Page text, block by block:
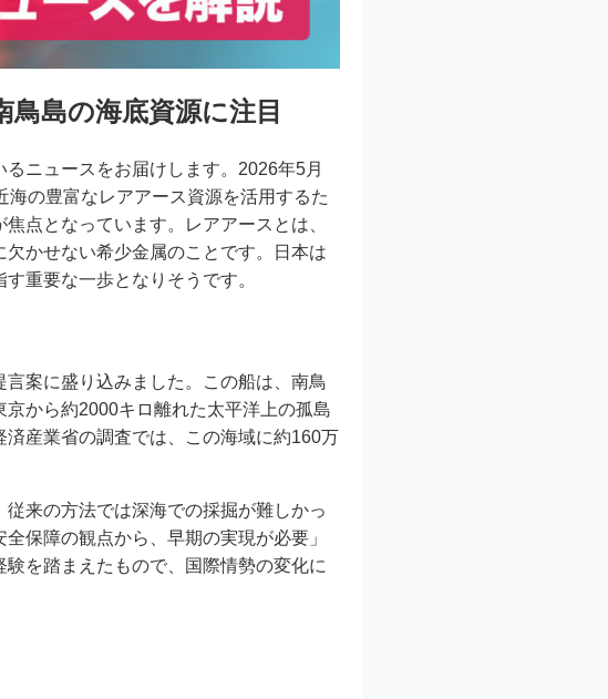
島の海底資源に注目
ニュースをお届けします。2026年5月
の豊富なレアアース資源を活用するた
点となっています。レアアースとは、
かせない希少金属のことです。日本は
重要な一歩となりそうです。
案に盛り込みました。この船は、南鳥
から約2000キロ離れた太平洋上の孤島
産業省の調査では、この海域に約160万
来の方法では深海での採掘が難しかっ
保障の観点から、早期の実現が必要」
を踏まえたもので、国際情勢の変化に